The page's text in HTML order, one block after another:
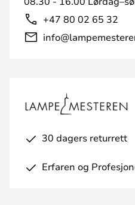
+47 80 02 65 32
30 dagers returrett
Erfaren og